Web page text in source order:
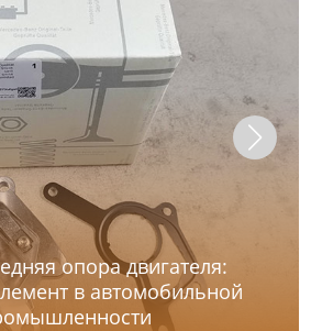
опора двигателя:
в автомобильной